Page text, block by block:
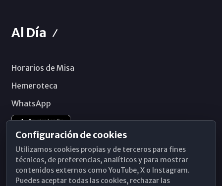
Al Día
Horarios de Misa
Hemeroteca
WhatsApp
Configuración de cookies
Utilizamos cookies propias y de terceros para fines
técnicos, de preferencias, analíticos y para mostrar
contenidos externos como YouTube, X o Instagram.
Puedes aceptar todas las cookies, rechazar las